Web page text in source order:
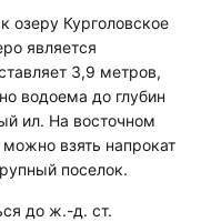
озеру Курголовское
является
3,9 метров,
водоема до глубин
ил. На восточном
взять напрокат
поселок.
до ж.-д. ст.